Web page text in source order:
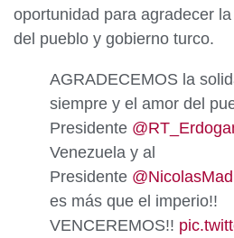
oportunidad para agradecer
del pueblo y gobierno turco.
AGRADECEMOS la
siempre y el amor del
Presidente
Venezuela y al
Presidente
es más que el imperio!!
VENCEREMOS!!